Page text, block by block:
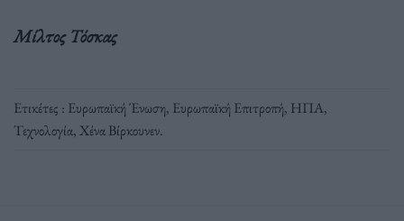
Μίλτος Τόσκας
Ετικέτες : Ευρωπαϊκή Ένωση, Ευρωπαϊκή Επιτροπή, ΗΠΑ,
Τεχνολογία,Χένα Βίρκουνεν.